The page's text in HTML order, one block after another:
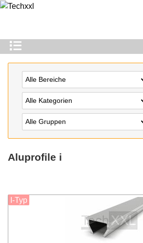
Alle Bereiche
Alle Kategorien
Alle Gruppen
Aluprofile i
I-Typ